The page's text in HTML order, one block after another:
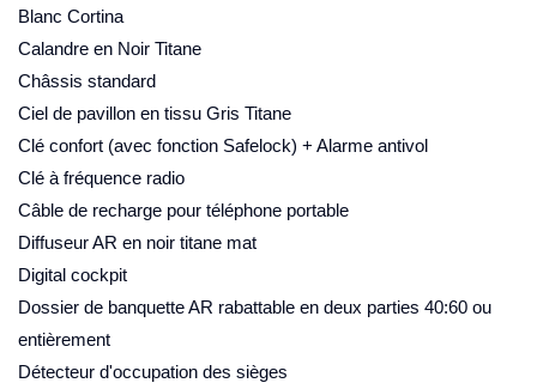
Blanc Cortina
Calandre en Noir Titane
Châssis standard
Ciel de pavillon en tissu Gris Titane
Clé confort (avec fonction Safelock) + Alarme antivol
Clé à fréquence radio
Câble de recharge pour téléphone portable
Diffuseur AR en noir titane mat
Digital cockpit
Dossier de banquette AR rabattable en deux parties 40:60 ou
entièrement
Détecteur d'occupation des sièges